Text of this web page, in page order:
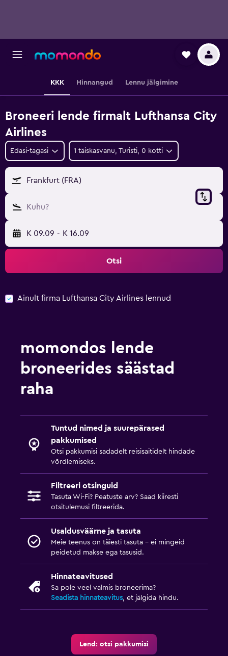
KKK Hinnangud Lennu jälgimine
Broneeri lende firmalt Lufthansa City
Airlines
Edasi-tagasi 1 täiskasvanu, Turisti, 0 kotti
Frankfurt (FRA)
Kuhu?
K 09.09 - K 16.09
Otsi
Ainult firma Lufthansa City Airlines lennud
momondos lende
broneerides säästad
raha
Tuntud nimed ja suurepärased
pakkumised
Otsi pakkumisi sadadelt reisisaitidelt hindade
võrdlemiseks.
Filtreeri otsinguid
Tasuta Wi-Fi? Peatuste arv? Saad kiiresti
otsitulemusi filtreerida.
Usaldusväärne ja tasuta
Meie teenus on täiesti tasuta – ei mingeid
peidetud makse ega tasusid.
Hinnateavitused
Sa pole veel valmis broneerima?
Seadista hinnateavitus , et jälgida hindu.
Lend: otsi pakkumisi